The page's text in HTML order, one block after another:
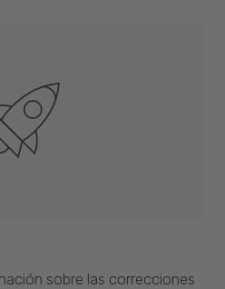
sobre las correcciones